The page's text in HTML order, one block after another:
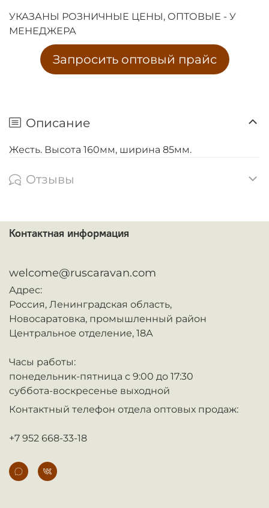
УКАЗАНЫ РОЗНИЧНЫЕ ЦЕНЫ, ОПТОВЫЕ - У
МЕНЕДЖЕРА
Запросить оптовый прайс
Описание
Жесть. Высота 160мм, ширина 85мм.
Отзывы
Контактная информация
welcome@ruscaravan.com
Адрес:
Россия, Ленинградская область,
Новосаратовка, промышленный район
Центральное отделение, 18А
Часы работы:
понедельник-пятница с 9:00 до 17:30
суббота-воскресенье выходной
Контактный телефон отдела оптовых продаж:
+7 952 668-33-18